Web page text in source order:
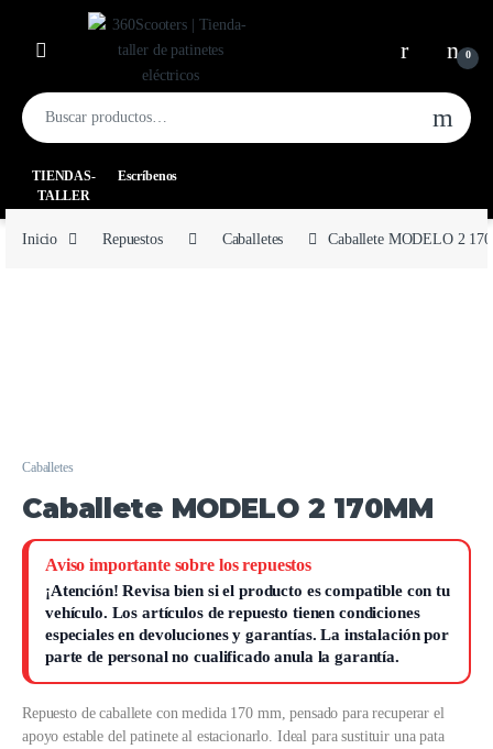
0
TIENDAS-
TALLER
Escríbenos
Inicio Repuestos Caballetes Caballete MODELO 2
Caballetes
Caballete MODELO 2 170MM
Aviso importante sobre los repuestos
¡Atención!Revisa bien si el producto es compatible con tu
vehículo. Los artículos de repuesto tienen condiciones
especiales en devoluciones y garantías.La instalación por
parte de personal no cualificado anula la garantía.
Repuesto de caballete con medida 170 mm, pensado para recuperar el
apoyo estable del patinete al estacionarlo. Ideal para sustituir una pata